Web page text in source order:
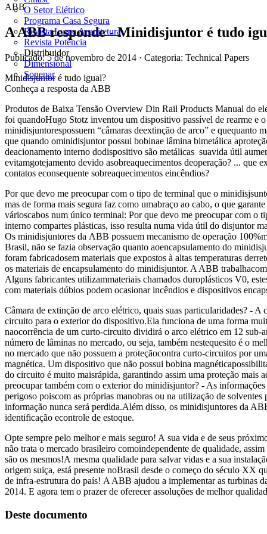
O Setor Elétrico
Programa Casa Segura
Revista Lume Arquitetura
Revista Potência
Distribuidor
Dimensional
Sonepar
ABB
A ABB responde - Minidisjuntor é tudo
Publicado: 5 de novembro de 2014 · Categoria: Technical Papers
Minidisjuntor é tudo igual?
Conheça a resposta da ABB
Produtos de Baixa Tensão Overview Din Rail Products Manual do
foi quandoHugo Stotz inventou um dispositivo passível de rearme e
minidisjuntorespossuem “câmaras deextinção de arco” e
que quando ominidisjuntor possui bobinae lâmina bimetálica
deacionamento interno dodispositivo são metálicas suavida útil
evitamgotejamento devido asobreaquecimentos deoperação? ... que
contatos econsequente sobreaquecimentos eincêndios?
Por que devo me preocupar com o tipo de terminal que o
mas de forma mais segura faz como umabraço ao cabo, o que
várioscabos num único terminal: Por que devo me preocupar com o
interno compartes plásticas, isso resulta numa vida útil do disjuntor
Os minidisjuntores da ABB possuem mecanismo de operação
Brasil, não se fazia observação quanto aoencapsulamento do
foram fabricadosem materiais que expostos à altas temperaturas
os materiais de encapsulamento do minidisjuntor. A ABB
Alguns fabricantes utilizammateriais chamados duroplásticos V0,
com materiais dúbios podem ocasionar incêndios e dispositivos
Câmara de extinção de arco elétrico, quais suas particularidades? -
circuito para o exterior do dispositivo.Ela funciona de uma forma
naocorrência de um curto-circuito dividirá o arco elétrico em 12 sub-
número de lâminas no mercado, ou seja, também nestequesito é o
no mercado que não possuem a proteçãocontra curto-circuitos por
magnética. Um dispositivo que não possui bobina
do circuito é muito maisrápida, garantindo assim uma proteção mais
preocupar também com o exterior do minidisjuntor? - As
perigoso poiscom as próprias manobras ou na utilização de
informação nunca será perdida.Além disso, os minidisjuntores da
identificação econtrole de estoque.
Opte sempre pelo melhor e mais seguro! A sua vida e de seus
não trata o mercado brasileiro comoindependente de qualidade,
são os mesmos!A mesma qualidade para salvar vidas e a sua
origem suiça, está presente noBrasil desde o começo do século XX
de infra-estrutura do país! A ABB ajudou a implementar as turbinas
2014. E agora tem o prazer de oferecer assoluções de melhor
Deste documento